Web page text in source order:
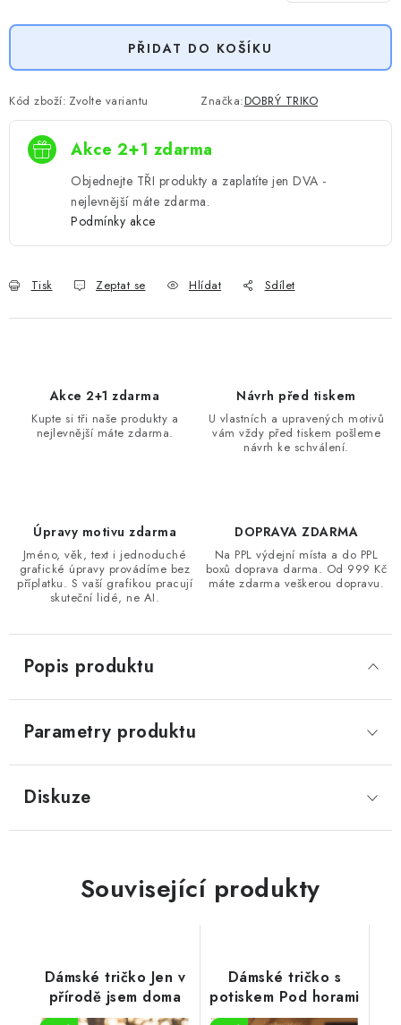
PŘIDAT DO KOŠÍKU
Kód zboží: Zvolte variantu Značka:DOBRÝ TRIKO
Akce 2+1 zdarma
Objednejte TŘI produkty a zaplatíte jen DVA -
nejlevnější máte zdarma.
Podmínky akce
Tisk Zeptat se Hlídat Sdílet
Akce 2+1 zdarma
Kupte si tři naše produkty a
nejlevnější máte zdarma.
Návrh před tiskem
U vlastních a upravených motivů
vám vždy před tiskem pošleme
návrh ke schválení.
Úpravy motivu zdarma
Jméno, věk, text i jednoduché
grafické úpravy provádíme bez
příplatku. S vaší grafikou pracují
skuteční lidé, ne AI.
DOPRAVA ZDARMA
Na PPL výdejní místa a do PPL
boxů doprava darma. Od 999 Kč
máte zdarma veškerou dopravu.
Popis produktu
Parametry produktu
Diskuze
Související produkty
Dámské tričko Jen v
přírodě jsem doma
Dámské tričko s
potiskem Pod horami